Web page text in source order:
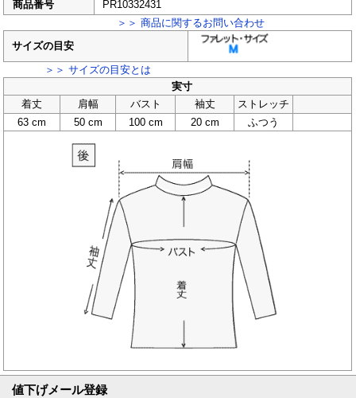
商品番号
PR10332431
＞＞ 商品に関するお問い合わせ
サイズの目安
＞＞ サイズの目安とは
実寸
着丈
肩幅 バスト 袖丈
ストレッチ
63 cm
50 cm 100 cm 20 cm ふつう
値下げメール登録